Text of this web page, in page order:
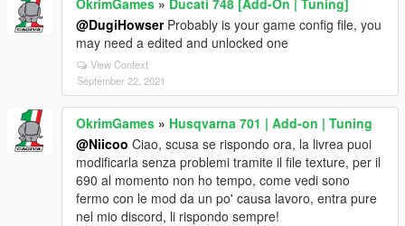
@DugiHowserProbably is your game config file, you
may need a edited and unlocked one
View Context
September 22, 2021
OkrimGames » Husqvarna 701 | Add-on | Tuning
@Niicoo Ciao, scusa se rispondo ora, la livrea puoi
modificarla senza problemi tramite il file texture, per il
690 al momento non ho tempo, come vedi sono
fermo con le mod da un po' causa lavoro, entra pure
nel mio discord, li rispondo sempre!